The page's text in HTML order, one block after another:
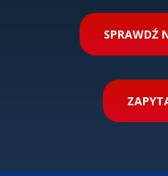
SPRAWDŹ